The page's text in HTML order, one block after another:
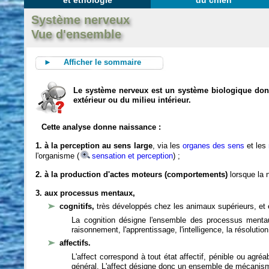
Système nerveux
Vue d'ensemble
► Afficher le sommaire
Le système nerveux est un système biologique
extérieur ou du milieu intérieur.
Cette analyse donne naissance :
1. à la perception au sens large, via les organes des sens et les
l'organisme (
sensation et perception) ;
2. à la production d'actes moteurs (comportements) lorsque la
3. aux processus mentaux,
cognitifs,très développés chez les animaux supérieurs,
La cognition désigne l'ensemble des processus
raisonnement, l'apprentissage, l'intelligence, la
affectifs.
L'affect correspond à tout état affectif, pénible ou
général. L'affect désigne donc un ensemble de